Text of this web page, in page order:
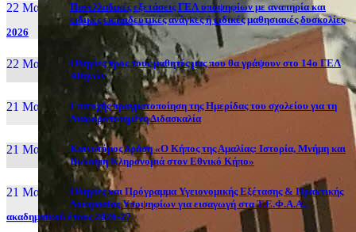
22 Μαι, 26
Πανελλαδικές εξετάσεις ΓΕΛ υποψηφίων με αναπηρία και
ειδικές εκπαιδευτικές ανάγκες ή ειδικές μαθησιακές δυσκολίες
2026
22 Μαι, 26
Οδηγίες προς τους μαθητές μας που θα γράψουν στο 14ο ΓΕΛ
Αθηνών
21 Μαι, 26
Επιτυχής πραγματοποίηση της Ημερίδας του σχολείου για τη
Διαφοροποιημένη Διδασκαλία
21 Μαι, 26
Καινοτόμος δράση «Ο Κήπος της Αμαλίας: Ιστορία, Μνήμη και
Βιώσιμη Κληρονομιά στον Εθνικό Κήπο»
21 Μαι, 26
Οδηγίες και Πρόγραμμα Υγειονομικής Εξέτασης & Πρακτικής
Δοκιμασίας Υποψηφίων για εισαγωγή στα Τ.Ε.Φ.Α.Α.,
ακαδημαϊκού έτους 2026-27